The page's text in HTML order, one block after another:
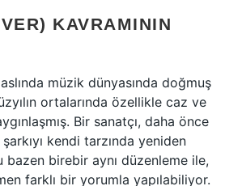
KAVRAMININ
müzik dünyasında doğmuş
ortalarında özellikle caz ve
Bir sanatçı, daha önce
kendi tarzında yeniden
bazen birebir aynı düzenleme ile,
farklı bir yorumla yapılabiliyor.